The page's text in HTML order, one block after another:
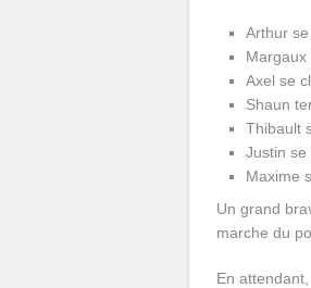
Arthur
Margaux
Axel se
Shaun
Thibault
Justin se
Maxime
Un grand
marche du
En